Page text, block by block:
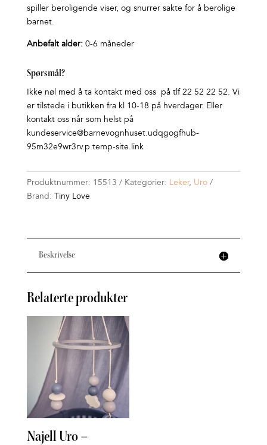
spiller beroligende viser, og snurrer sakte for å berolige
barnet.
Anbefalt alder:0-6 måneder
Spørsmål?
Ikke nøl med å ta kontakt med oss på tlf 22 52 22 52. Vi
er tilstede i butikken fra kl 10-18 på hverdager. Eller
kontakt oss når som helst på
kundeservice@barnevognhuset.udqgogfhub-
95m32e9wr3rv.p.temp-site.link
Produktnummer: 15513 Kategorier: Leker, Uro
Brand: Tiny Love
Beskrivelse
Relaterte produkter
Najell Uro –